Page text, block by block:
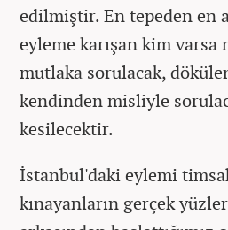
edilmiştir. En tepeden en
eyleme karışan kim
mutlaka sorulacak,
kendinden misliyle
kesilecektir.
İstanbul'daki eylemi
kınayanların gerçek